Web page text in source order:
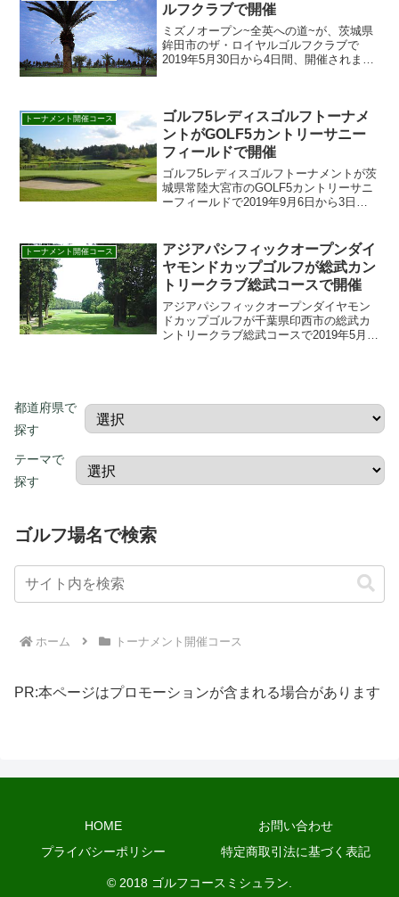
ルフクラブで開催
ミズノオープン~全英への道~が、茨城県
鉾田市のザ・ロイヤルゴルフクラブで
2019年5月30日から4日間、開催されま
のザ・ロイヤルゴルフ...
トーナメント開催コース
ゴルフ5レディスゴルフトーナメ
ントがGOLF5カントリーサニー
フィールドで開催
ゴルフ5レディスゴルフトーナメントが茨
城県常陸大宮市のGOLF5カントリーサニ
ーフィールドで2019年9月6日から3日
放送予定、過去の優勝者、ヤーデージを
はじめ、開催...
トーナメント開催コース
アジアパシフィックオープンダイ
ヤモンドカップゴルフが総武カン
トリークラブ総武コースで開催
アジアパシフィックオープンダイヤモン
ドカップゴルフが千葉県印西市の総武カ
ントリークラブ総武コースで2019年5月9
都道府県で
探す
テーマで
探す
ゴルフ場名で検索
ホーム トーナメント開催コース
PR:本ページはプロモーションが含まれる場合があります
HOME
お問い合わせ
プライバシーポリシー
特定商取引法に基づく表記
© 2018 ゴルフコースミシュラン.